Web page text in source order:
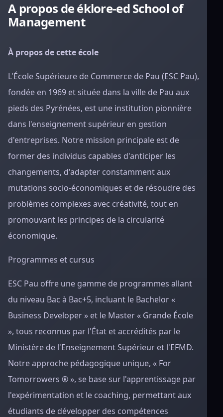
A propos de éklore-ed School of
Management
À propos de cette école
L'École Supérieure de Commerce de Pau (ESC Pau),
fondée en 1969 et située dans la ville de Pau aux
pieds des Pyrénées, est une institution pionnière
dans l'enseignement supérieur en gestion
d'entreprises. Notre mission principale est de
former des individus capables d'anticiper les
changements, d'adapter constamment aux
mutations socio-économiques et de résoudre des
problèmes complexes avec créativité, tout en
promouvant les principes de la circularité
économique.
Programmes et cursus
ESC Pau offre une gamme de programmes allant
du niveau Bac à Bac+5, incluant le Bachelor «
Business Developer » et le Master « Grande École
», tous reconnus par l'État et accrédités par le
Ministère de l'Enseignement Supérieur et l'EFMD.
Notre approche pédagogique unique, « For
Tomorrowers ® », se base sur l'apprentissage par
l'expérimentation et le coaching, permettant aux
étudiants de développer des compétences